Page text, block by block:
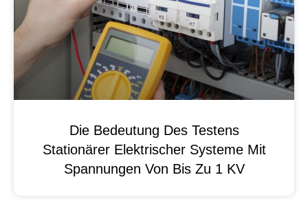
Die Bedeutung Des Testens
Stationärer Elektrischer Systeme Mit
Spannungen Von Bis Zu 1 KV